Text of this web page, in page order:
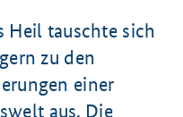
Heil tauschte sich
zu den
einer
aus. Die